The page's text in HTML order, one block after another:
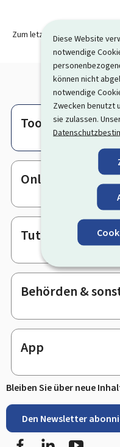
Diese Website
notwendige
können nicht
notwendige
Zwecken benutzt
sie zulassen.
Zum letzten Mal aktualisiert
Footer
Tools
Online-Dienste &
Tutorials
Behörden &
App
Bleiben Sie über neue
Den Newsletter
FacebookLinkedIn